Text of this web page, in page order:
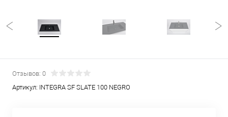
Отзывов: 0
Артикул: INTEGRA SF SLATE 100 NEGRO